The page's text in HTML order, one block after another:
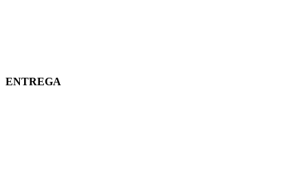
ENTREGA